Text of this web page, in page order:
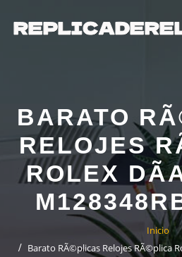
contenido
BARATO
RELOJES
ROLEX
Inicio
Barato RÃ©plicas Relojes RÃ©plica